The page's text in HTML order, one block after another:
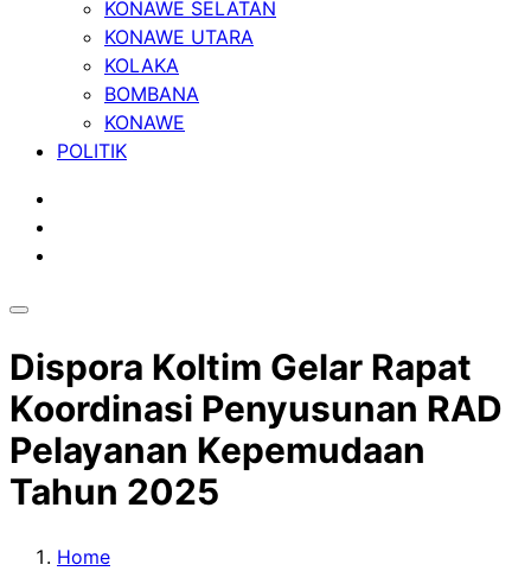
KONAWE SELATAN
KONAWE UTARA
KOLAKA
BOMBANA
KONAWE
POLITIK
Dispora Koltim Gelar Rapat
Koordinasi Penyusunan RAD
Pelayanan Kepemudaan
Tahun 2025
Home